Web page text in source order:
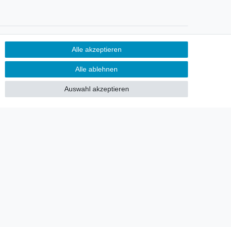
Sie möchten über neu eingetroffene
Lagerware oder Neuheiten
allgemein informiert werden?
Alle akzeptieren
Alle ablehnen
Auswahl akzeptieren